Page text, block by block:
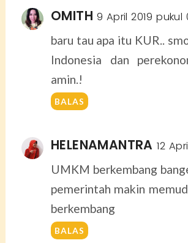
OMITH 9 April 2019 pukul
baru tau apa itu KUR..
Indonesia dan
amin.!
BALAS
HELENAMANTRA 12
UMKM berkembang
pemerintah makin
berkembang
BALAS